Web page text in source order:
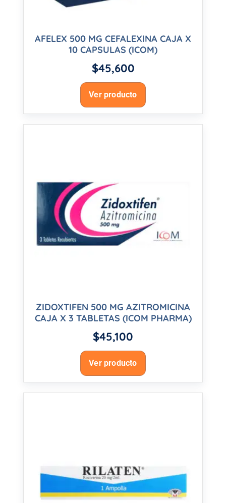
AFELEX 500 MG CEFALEXINA CAJA X
10 CAPSULAS (ICOM)
$45,600
Ver producto
ZIDOXTIFEN 500 MG AZITROMICINA
CAJA X 3 TABLETAS (ICOM PHARMA)
$45,100
Ver producto